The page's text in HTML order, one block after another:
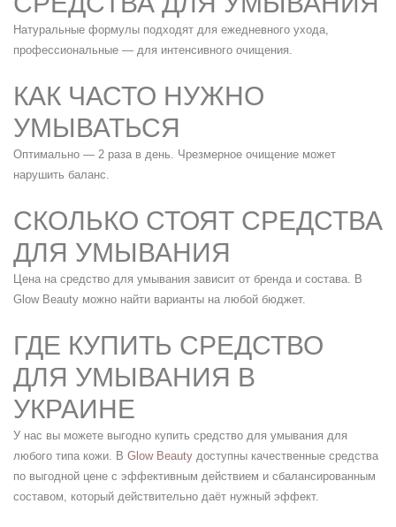
Натуральные формулы подходят для ежедневного ухода,
профессиональные — для интенсивного очищения.
КАК ЧАСТО НУЖНО
УМЫВАТЬСЯ
Оптимально — 2 раза в день. Чрезмерное очищение может
нарушить баланс.
СКОЛЬКО СТОЯТ СРЕДСТВА
ДЛЯ УМЫВАНИЯ
Цена на средство для умывания зависит от бренда и состава. В
Glow Beauty можно найти варианты на любой бюджет.
ГДЕ КУПИТЬ СРЕДСТВО
ДЛЯ УМЫВАНИЯ В
УКРАИНЕ
У нас вы можете выгодно купить средство для умывания для
любого типа кожи. В Glow Beauty доступны качественные средства
по выгодной цене с эффективным действием и сбалансированным
составом, который действительно даёт нужный эффект.